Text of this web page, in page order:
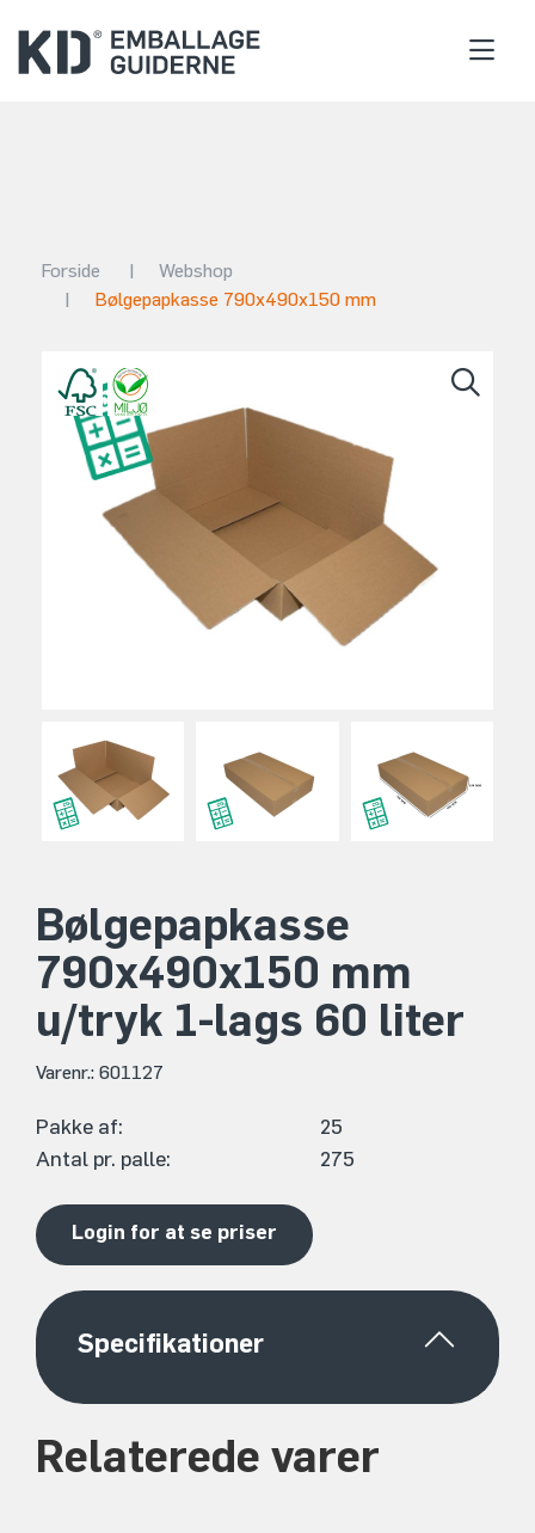
Forside |
Webshop
|
Bølgepapkasse 790x490x150 mm
Bølgepapkasse
790x490x150 mm
u/tryk 1-lags 60 liter
Varenr.: 601127
Pakke af:
25
Antal pr. palle:
275
Login for at se priser
Specifikationer
Relaterede varer